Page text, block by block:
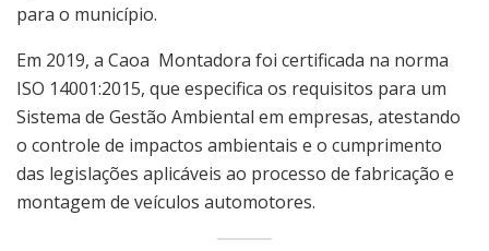
para o município.
Em 2019, a Caoa Montadora foi certificada na norma
ISO 14001:2015, que especifica os requisitos para um
Sistema de Gestão Ambiental em empresas, atestando
o controle de impactos ambientais e o cumprimento
das legislações aplicáveis ao processo de fabricação e
montagem de veículos automotores.